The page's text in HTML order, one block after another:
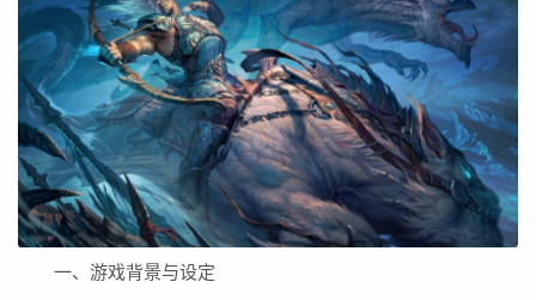
一、游戏背景与设定